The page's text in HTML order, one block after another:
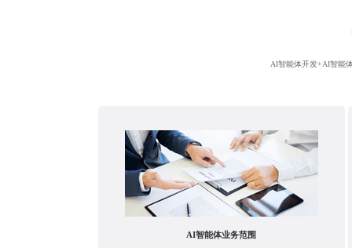
AI智能体开发+AI智能
AI智能体业务范围